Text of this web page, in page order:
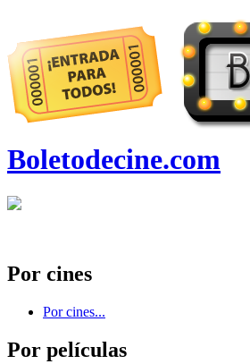
Boletodecine.com
Por cines
Por cines...
Por películas